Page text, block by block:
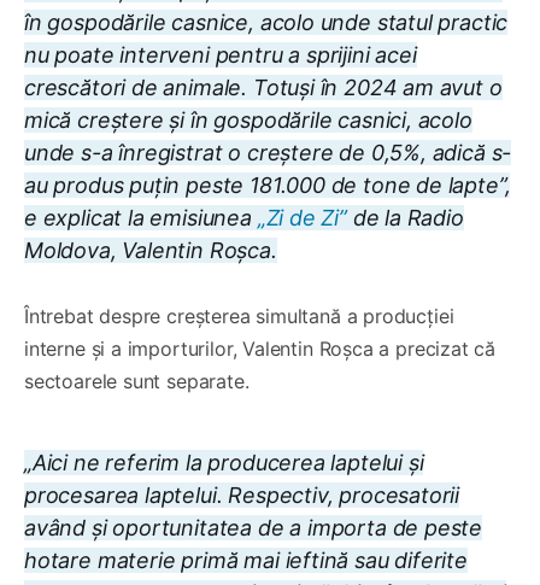
în gospodările casnice, acolo unde statul practic
nu poate interveni pentru a sprijini acei
crescători de animale. Totuși în 2024 am avut o
mică creștere și în gospodările casnici, acolo
unde s-a înregistrat o creștere de 0,5%, adică s-
au produs puțin peste 181.000 de tone de lapte”,
e explicat la emisiunea „Zi de Zi”de la Radio
Moldova, Valentin Roșca.
Întrebat despre creșterea simultană a producției
interne și a importurilor, Valentin Roșca a precizat că
sectoarele sunt separate.
„Aici ne referim la producerea laptelui și
procesarea laptelui. Respectiv, procesatorii
având și oportunitatea de a importa de peste
hotare materie primă mai ieftină sau diferite